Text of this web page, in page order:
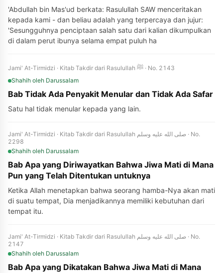
'Abdullah bin Mas'ud berkata: Rasulullah SAW menceritakan
kepada kami - dan beliau adalah yang terpercaya dan jujur:
'Sesungguhnya penciptaan salah satu dari kalian dikumpulkan
di dalam perut ibunya selama empat puluh ha
Jami' At-Tirmidzi · Kitab Takdir dari Rasulullah ﷺ · No. 2143
Shahih oleh Darussalam
Bab Tidak Ada Penyakit Menular dan Tidak Ada Safar
Satu hal tidak menular kepada yang lain.
Jami' At-Tirmidzi · Kitab Takdir dari Rasulullah صلى الله عليه وسلم · No.
2298
Shahih oleh Darussalam
Bab Apa yang Diriwayatkan Bahwa Jiwa Mati di Mana
Pun yang Telah Ditentukan untuknya
Ketika Allah menetapkan bahwa seorang hamba-Nya akan mati
di suatu tempat, Dia menjadikannya memiliki kebutuhan dari
tempat itu.
Jami' At-Tirmidzi · Kitab Takdir dari Rasulullah صلى الله عليه وسلم · No.
2147
Shahih oleh Darussalam
Bab Apa yang Dikatakan Bahwa Jiwa Mati di Mana